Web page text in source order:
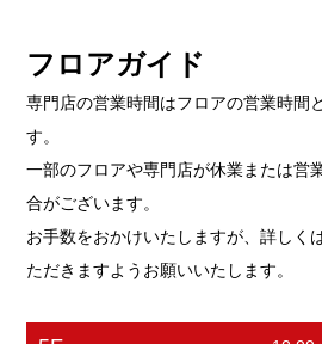
フロアガイド
専門店の営業時間はフロアの営業時間
す。
一部のフロアや専門店が休業または営
合がございます。
お手数をおかけいたしますが、詳しく
ただきますようお願いいたします。